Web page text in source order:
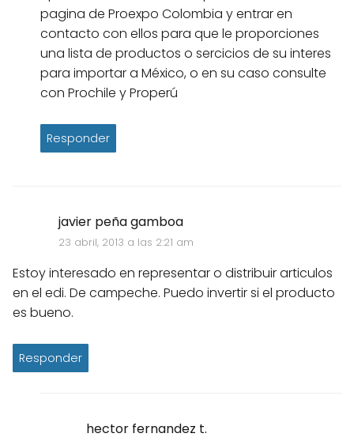
pagina de Proexpo Colombia y entrar en
contacto con ellos para que le proporciones
una lista de productos o sercicios de su interes
para importar a México, o en su caso consulte
con Prochile y Properú
Responder
javier peña gamboa
23 abril, 2013 a las 2:21 am
Estoy interesado en representar o distribuir articulos
en el edi. De campeche. Puedo invertir si el producto
es bueno.
Responder
hector fernandez t.